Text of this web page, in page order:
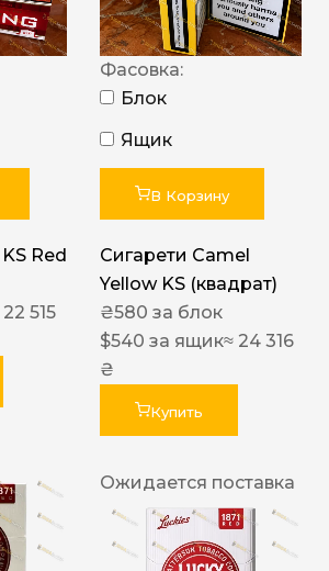
Red
515
Фасовка:
Блок
Ящик
В Корзину
Сигарети Camel
Yellow KS (квадрат)
₴580 за блок
$540 за ящик≈ 24 316
₴
Купить
Ожидается поставка